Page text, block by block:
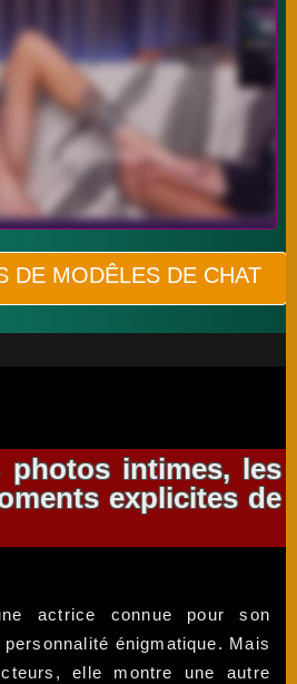
DE MODÊLES DE CHAT
photos intimes, les
explicites de
actrice connue pour son
énigmatique. Mais
elle montre une autre